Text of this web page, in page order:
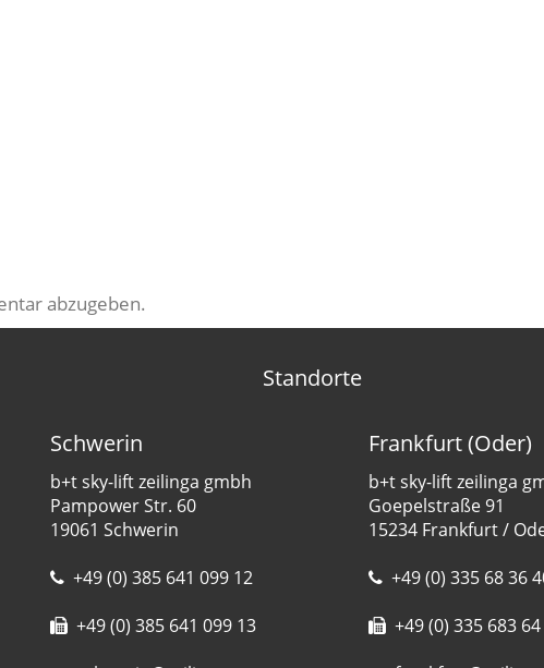
abzugeben.
Standorte
Schwerin
b+t sky-lift zeilinga gmbh
Pampower Str. 60
19061 Schwerin
+49 (0) 385 641 099 12
+49 (0) 385 641 099 13
Frankfurt (Oder)
b+t sky-lift zeilinga
Goepelstraße 91
15234 Frankfurt /
+49 (0) 335 68 36
+49 (0) 335 683